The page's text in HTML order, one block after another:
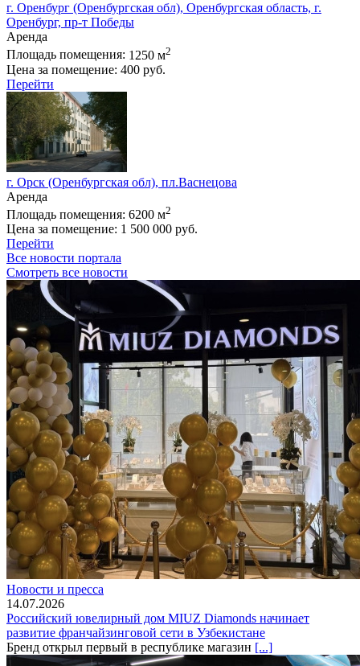
г. Оренбург (Оренбургская обл), Оренбургская область, г.
Оренбург, пр-т Победы
Аренда
Площадь помещения: 1250 м2
Цена за помещение: 400 руб.
Перейти
г. Орск (Оренбургская обл), пл.Васнецова
Аренда
Площадь помещения: 6200 м2
Цена за помещение: 1 500 000 руб.
Перейти
Все новости портала
Смотреть все новости
Новости и пресса
14.07.2026
Российский ювелирный дом MIUZ Diamonds начинает
развитие франчайзинговой сети в Узбекистане
Бренд открыл первый в республике магазин [...]